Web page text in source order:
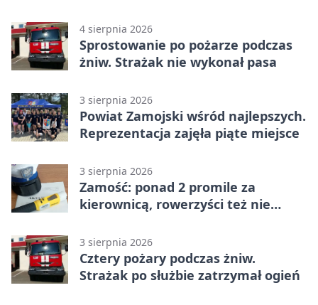
4 sierpnia 2026
Sprostowanie po pożarze podczas
żniw. Strażak nie wykonał pasa
3 sierpnia 2026
Powiat Zamojski wśród najlepszych.
Reprezentacja zajęła piąte miejsce
3 sierpnia 2026
Zamość: ponad 2 promile za
kierownicą, rowerzyści też nie
3 sierpnia 2026
Cztery pożary podczas żniw.
Strażak po służbie zatrzymał ogień